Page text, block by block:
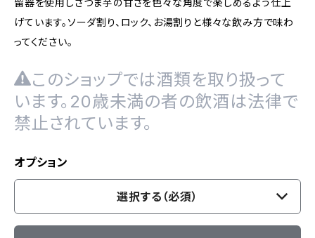
留器を使用しさつま芋の甘さを色々な角度で楽しめるよう仕上
げています。ソーダ割り、ロック、お湯割りと様々な飲み方で味わ
ってください。
このショップでは酒類を取り扱って
います。20歳未満の者の飲酒は法律で
禁止されています。
オプション
選択する（必須）